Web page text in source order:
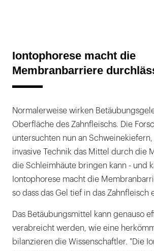
Iontophorese macht die
Membranbarriere
Normalerweise wirken
Oberfläche des Zahnfleischs. Die
untersuchten nun an
invasive Technik das Mittel durch die
die Schleimhäute bringen kann - und
Iontophorese macht die
so dass das Gel tief in das Zahnfleisch
Das Betäubungsmittel kann genauso
verabreicht werden, wie eine
bilanzieren die Wissenschaftler. "Die